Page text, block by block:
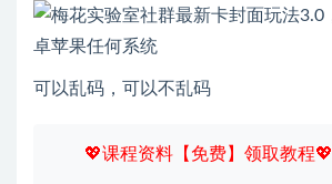
可以乱码，可以不乱码
💖课程资料【免费】领取教程💖